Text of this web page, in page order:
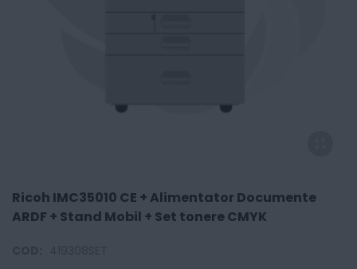
Ricoh IMC35010 CE + Alimentator Documente
ARDF + Stand Mobil + Set tonere CMYK